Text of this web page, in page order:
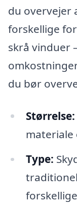
du overvejer
forskellige
skrå vinduer
du bør
Størrelse:
materiale
Type: